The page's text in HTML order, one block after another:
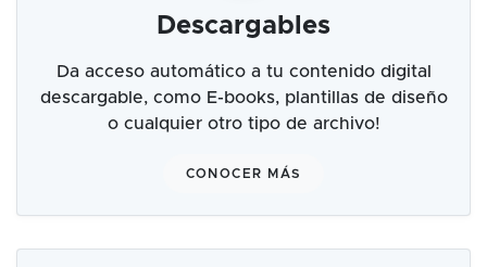
Descargables
Da acceso automático a tu contenido digital
descargable, como E-books, plantillas de diseño
o cualquier otro tipo de archivo!
CONOCER MÁS